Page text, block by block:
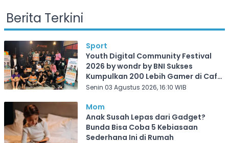
Berita Terkini
Sport
Youth Digital Community Festival
2026 by wondr by BNI Sukses
Kumpulkan 200 Lebih Gamer di Cafe
Frekuensi Depok
Senin 03 Agustus 2026, 16:10 WIB
Mom
Anak Susah Lepas dari Gadget?
Bunda Bisa Coba 5 Kebiasaan
Sederhana Ini di Rumah